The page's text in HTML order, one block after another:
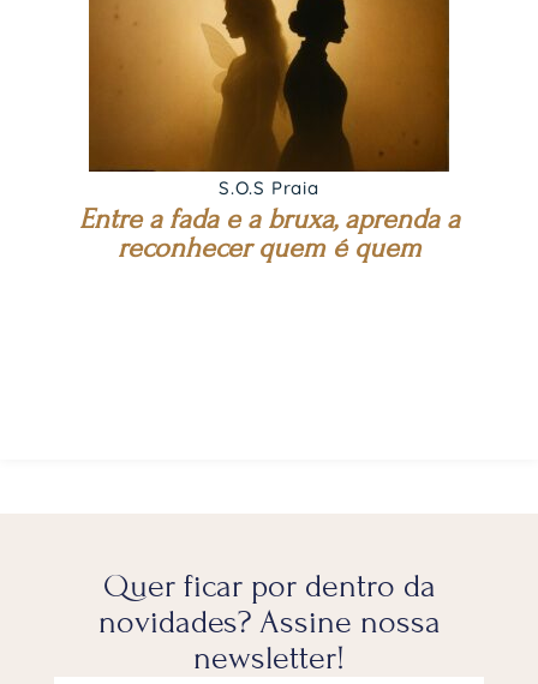
S.O.S Praia
Entre a fada e a bruxa, aprenda a
reconhecer quem é quem
Quer ficar por dentro da
novidades? Assine nossa
newsletter!